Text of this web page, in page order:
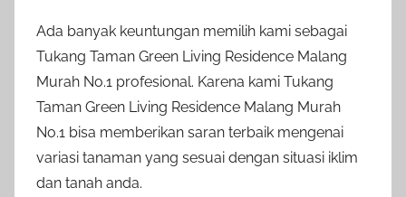
Ada banyak keuntungan memilih kami sebagai
Tukang Taman Green Living Residence Malang
Murah No.1 profesional. Karena kami Tukang
Taman Green Living Residence Malang Murah
No.1 bisa memberikan saran terbaik mengenai
variasi tanaman yang sesuai dengan situasi iklim
dan tanah anda.